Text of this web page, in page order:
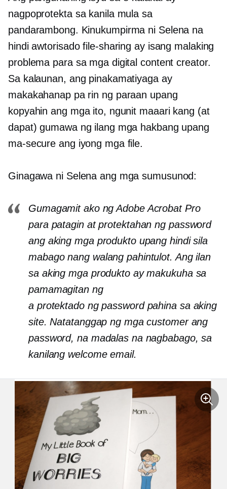
nagpoprotekta sa kanila mula sa
pandarambong. Kinukumpirma ni Selena na
hindi awtorisadofile-sharing ay isang malaking
problema para sa mga digital content creator.
Sa kalaunan, ang pinakamatiyaga ay
makakahanap pa rin ng paraan upang
kopyahin ang mga ito, ngunit maaari kang (at
dapat) gumawa ng ilang mga hakbang upang
ma-secure ang iyong mga file.
Ginagawa ni Selena ang mga sumusunod:
Gumagamit ako ng Adobe Acrobat Pro
para patagin atprotektahan ng password
ang aking mga produkto upang hindi sila
mabago nang walang pahintulot. Ang ilan
sa aking mga produkto ay makukuha sa
pamamagitan ng
a protektado ng passwordpahina sa aking
site. Natatanggap ng mga customer ang
password, na madalas na nagbabago, sa
kanilang welcome email.